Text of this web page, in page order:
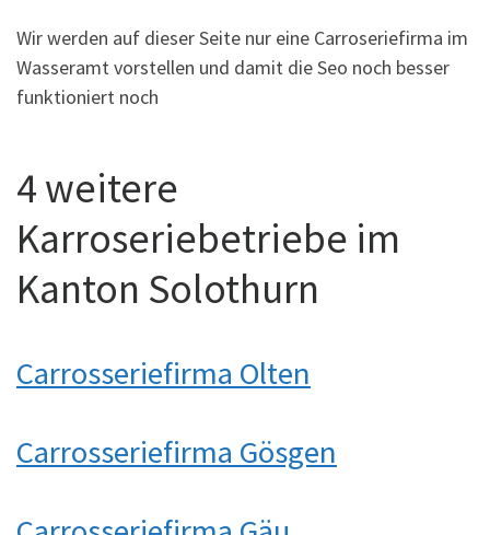
Wir werden auf dieser Seite nur eine Carroseriefirma im
Wasseramt vorstellen und damit die Seo noch besser
funktioniert noch
4 weitere
Karroseriebetriebe im
Kanton Solothurn
Carrosseriefirma Olten
Carrosseriefirma Gösgen